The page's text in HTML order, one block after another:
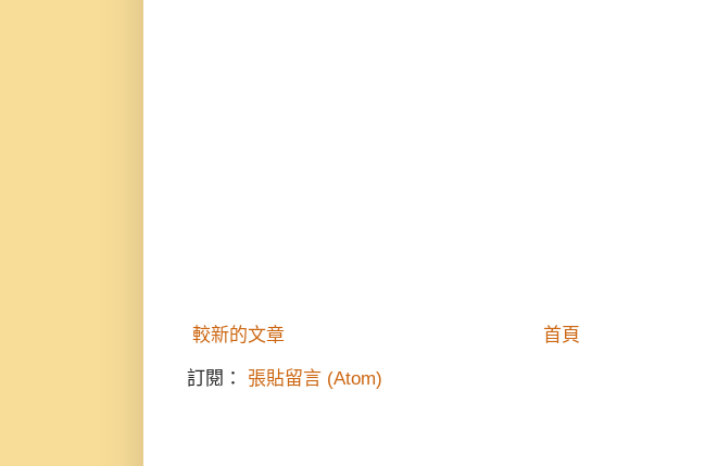
較新的文章 首頁
訂閱： 張貼留言 (Atom)